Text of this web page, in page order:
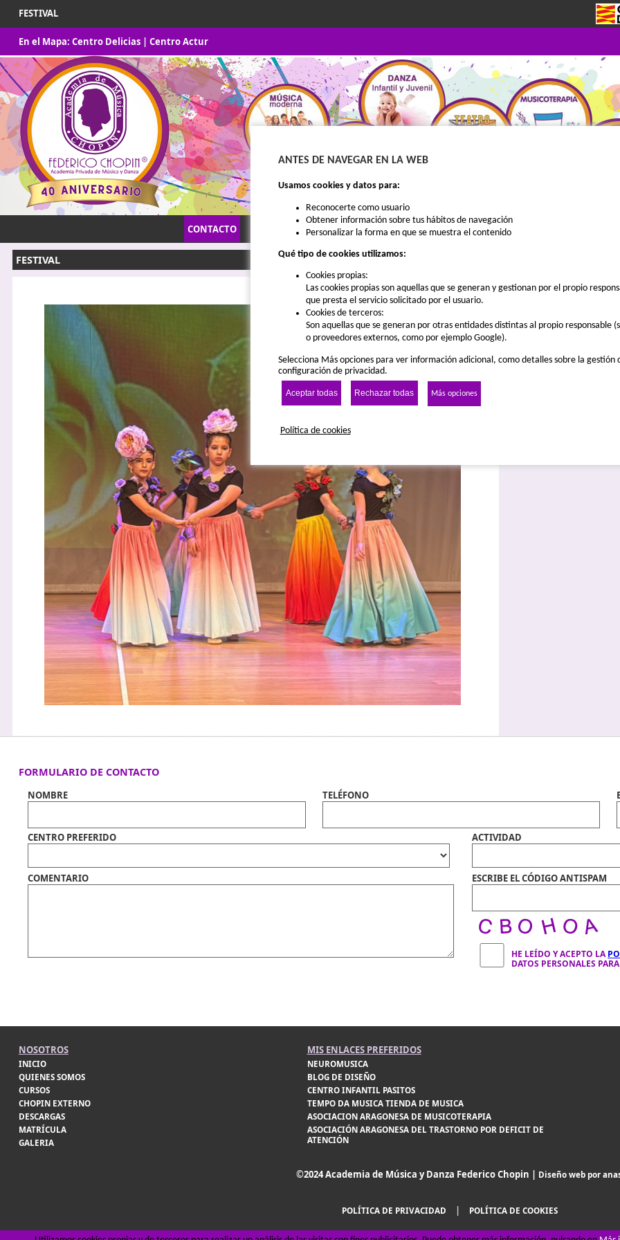
FESTIVAL
En el Mapa: Centro Delicias| Centro Actur
CONTACTO MATRÍCULA QUIENES SOMOS CURSOS
FESTIVAL
FORMULARIO DE CONTACTO
NOMBRE TELÉFONO
CENTRO PREFERIDO ACTIVIDAD
COMENTARIO ESCRIBE EL CÓDIGO ANTISPAM
HE LEÍDO Y ACEPTO LA
DATOS PERSONALES
NOSOTROS
INICIO
QUIENES SOMOS
CURSOS
CHOPIN EXTERNO
DESCARGAS
MATRÍCULA
GALERIA
MIS ENLACES PREFERIDOS
NEUROMUSICA
BLOG DE DISEÑO
CENTRO INFANTIL PASITOS
TEMPO DA MUSICA TIENDA DE MUSICA
ASOCIACION ARAGONESA DE MUSICOTERAPIA
ASOCIACIÓN ARAGONESA DEL TRASTORNO POR DEFICIT DE
ATENCIÓN
©2024 Academia de Música y Danza Federico Chopin | Diseño web por
POLÍTICA DE PRIVACIDAD | POLÍTICA DE COOKIES
ANTES DE NAVEGAR EN LA WEB
Usamos cookies y datos para:
Reconocerte como usuario
Obtener información sobre tus hábitos de navegación
Personalizar la forma en que se muestra el contenido
Qué tipo de cookies utilizamos:
Cookies propias:
Las cookies propias son aquellas que se generan y gestionan por el propio
que presta el servicio solicitado por el usuario.
Cookies de terceros:
Son aquellas que se generan por otras entidades distintas al propio responsable
o proveedores externos, como por ejemplo Google).
Selecciona Más opciones para ver información adicional, como detalles sobre la gestión
configuración de privacidad.
Aceptar todas Rechazar todas Más opciones
Política de cookies